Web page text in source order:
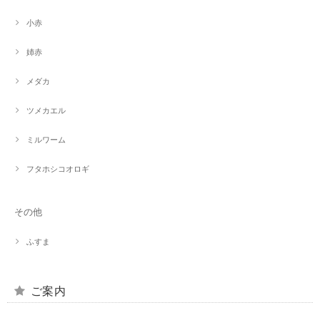
小赤
姉赤
メダカ
ツメカエル
ミルワーム
フタホシコオロギ
その他
ふすま
ご案内